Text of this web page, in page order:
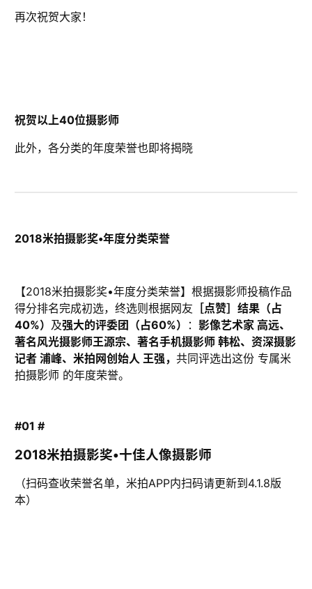
再次祝贺大家！
祝贺以上40位摄影师
此外，各分类的年度荣誉也即将揭晓
2018米拍摄影奖•年度分类荣誉
【2018米拍摄影奖•年度分类荣誉】根据摄影师投稿作品
得分排名完成初选，终选则根据网友 ［点赞］结果（占
40%） 及强大的评委团（占60%） ： 影像艺术家 高远、
著名风光摄影师王源宗、 著名手机摄影师 韩松、 资深摄影
记者 浦峰、 米拍网创始人 王强， 共同评选出这份 专属米
拍摄影师 的年度荣誉。
#01 #
2018米拍摄影奖•十佳人像摄影师
（扫码查收荣誉名单，米拍APP内扫码请更新到4.1.8版
本）